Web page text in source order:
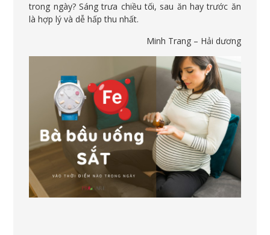
trong ngày? Sáng trưa chiều tối, sau ăn hay trước ăn
là hợp lý và dễ hấp thu nhất.
Minh Trang – Hải dương